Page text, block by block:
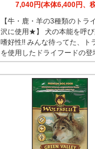
7,040円(本体6,400円、
【牛・鹿・羊の3種類のトラ
沢に使用★】 犬の本能を呼
嗜好性!! みんな待ってた、ト
を使用したドライフードの登